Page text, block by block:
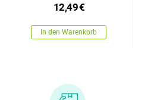
12,49€
In den Warenkorb